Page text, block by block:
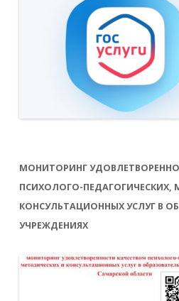
МОНИТОРИНГ
ПСИХОЛОГО-ПЕДАГОГИЧЕСКИХ,
КОНСУЛЬТАЦИОННЫХ УСЛУГ В
УЧРЕЖДЕНИЯХ